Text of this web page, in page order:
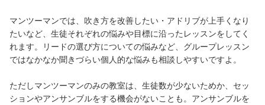
マンツーマンでは、吹き方を改善したい・アドリブが上手くなり
たいなど、生徒それぞれの悩みや目標に沿ったレッスンをしてく
れます。リードの選び方についての悩みなど、グループレッスン
ではなかなか聞きづらい個人的な悩みも相談しやすいですよ。
ただしマンツーマンのみの教室は、生徒数が少ないためか、セッ
ションやアンサンブルをする機会がないことも。アンサンブルを